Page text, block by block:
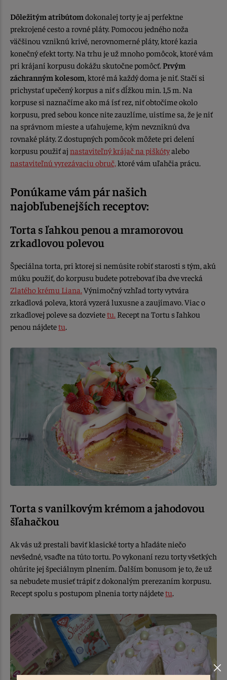
Dôležitým atribútom dokonalej torty je aj perfektne
prekrojené cesto a rovné pláty. Pomocou jedného noža
väčšinou vzniknú krivé, nerovnomerné pláty, ktoré kazia
konečný efekt torty. Na trhu je už mnoho pomôcok, ktoré vám
pri krájaní korpusu dokážu skutočne pomôcť. Prvým
záchranným kolesom, ktoré má každý doma je niť. Stačí si
prichystať upečený korpus a niť s dĺžkou min. 1,5 m. Na
korpuse si naznačíme ako má ísť rez, niť obtočíme okolo
korpusu, pred sebou konce nite zauzlíme, uistíme sa, že je niť
na správnom mieste a uťahujeme, kým nevzniknú dva
rovnaké pláty. Z dostupných pomôcok môžete pri delení
korpusu použiť aj nastaviteľný krájač na piškótyalebo
nastaviteľnú vyrezávaciu obruč, ktoré vám uľahčia prácu.
Ponúkame vám pár našich
najobľubenejších receptov:
Torta s ľahkou penou a mramorovou
zrkadlovou polevou
Špeciálna torta, pri ktorej si nemúsite robiť starosti s tým, akú
múku použiť, do korpusu budete potrebovať iba dve vrecká
Zlatého krému Liana.Výnimočný vzhľad torty vytvára
zrkadlová poleva, ktorá vyzerá luxusne a zaujímavo. Viac o
zrkadlovej poleve sa dozvietetu. Recept na Tortu s ľahkou
penou nájdetetu.
Torta s vanilkovým krémom a jahodovou
šľahačkou
Ak vás už prestali baviť klasické torty a hľadáte niečo
nevšedné, vsaďte na túto tortu. Po vykonaní rezu torty všetkých
ohúrite jej špeciálnym plnením. Ďalším bonusom je to, že už
sa nebudete musieť trápiť z dokonalým prerezaním korpusu.
Recept spolu s postupom plnenia torty nájdetetu.